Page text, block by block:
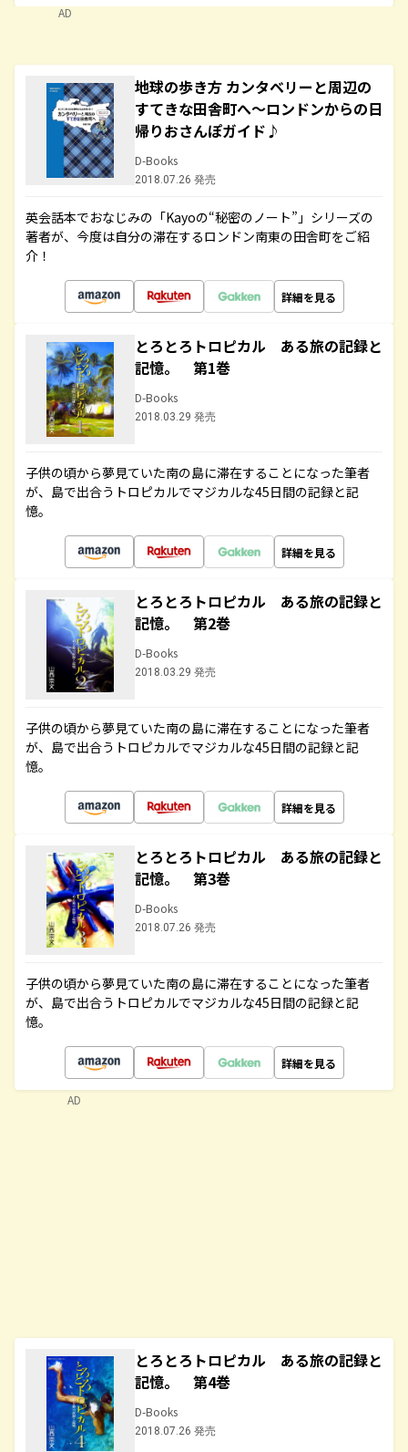
AD
地球の歩き方 カンタベリーと周辺の
すてきな田舎町へ～ロンドンからの日
帰りおさんぽガイド♪
D-Books
2018.07.26 発売
英会話本でおなじみの「Kayoの“秘密のノート”」シリーズの
著者が、今度は自分の滞在するロンドン南東の田舎町をご紹
介！
詳細を見る
とろとろトロピカル ある旅の記録と
記憶。 第1巻
D-Books
2018.03.29 発売
子供の頃から夢見ていた南の島に滞在することになった筆者
が、島で出合うトロピカルでマジカルな45日間の記録と記
憶。
詳細を見る
とろとろトロピカル ある旅の記録と
記憶。 第2巻
D-Books
2018.03.29 発売
子供の頃から夢見ていた南の島に滞在することになった筆者
が、島で出合うトロピカルでマジカルな45日間の記録と記
憶。
詳細を見る
とろとろトロピカル ある旅の記録と
記憶。 第3巻
D-Books
2018.07.26 発売
子供の頃から夢見ていた南の島に滞在することになった筆者
が、島で出合うトロピカルでマジカルな45日間の記録と記
憶。
詳細を見る
とろとろトロピカル ある旅の記録と
記憶。 第4巻
D-Books
2018.07.26 発売
AD